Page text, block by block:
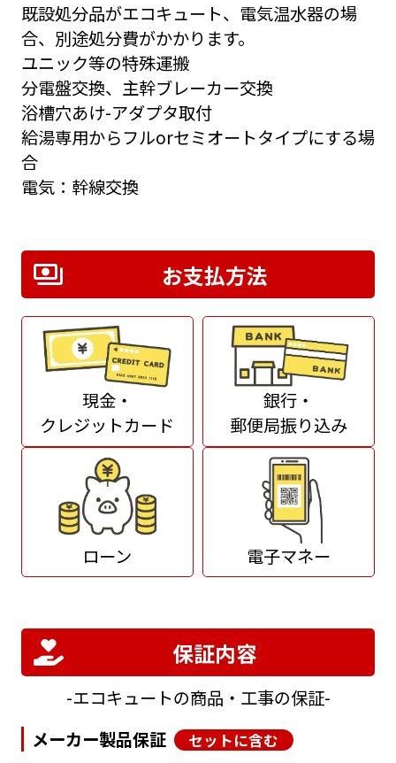
既設処分品がエコキュート、電気温水器の場
合、別途処分費がかかります。
ユニック等の特殊運搬
分電盤交換、主幹ブレーカー交換
浴槽穴あけ-アダプタ取付
給湯専用からフルorセミオートタイプにする場
合
電気：幹線交換
お支払方法
現金・
クレジットカード
銀行・
郵便局振り込み
ローン 電子マネー
保証内容
エコキュートの商品・工事の保証
メーカー製品保証
セットに含む